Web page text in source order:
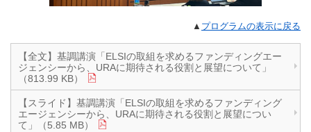
▲ プログラムの表示に戻る
【全文】基調講演「ELSIの取組を求めるファンディングエー
ジェンシーから、URAに期待される役割と展望について」
（813.99 KB）
【スライド】基調講演「ELSIの取組を求めるファンディング
エージェンシーから、URAに期待される役割と展望につい
て」（5.85 MB）